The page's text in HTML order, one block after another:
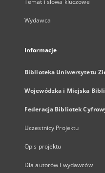
Temat i słowa kluczowe
Wydawca
Informacje
Biblioteka Uniwersytetu
Wojewódzka i Miejska
Federacja Bibliotek
Uczestnicy Projektu
Opis projektu
Dla autorów i wydawców